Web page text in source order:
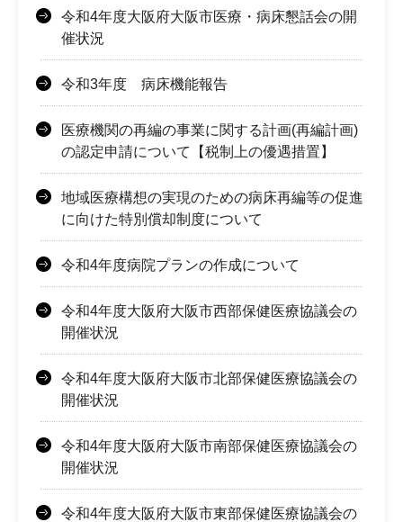
令和4年度大阪府大阪市医療・病床懇話会の開
催状況
令和3年度 病床機能報告
医療機関の再編の事業に関する計画(再編計画)
の認定申請について【税制上の優遇措置】
地域医療構想の実現のための病床再編等の促進
に向けた特別償却制度について
令和4年度病院プランの作成について
令和4年度大阪府大阪市西部保健医療協議会の
開催状況
令和4年度大阪府大阪市北部保健医療協議会の
開催状況
令和4年度大阪府大阪市南部保健医療協議会の
開催状況
令和4年度大阪府大阪市東部保健医療協議会の